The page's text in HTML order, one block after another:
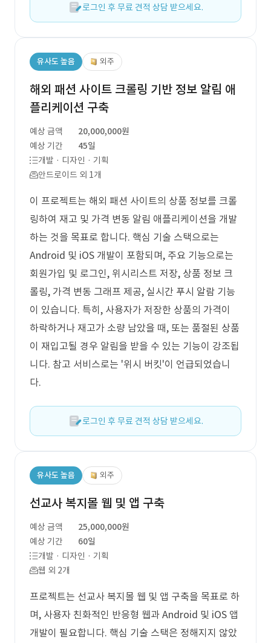
로그인 후 무료 견적 상담 받으세요.
유사도 높음 외주
해외 패션 사이트 크롤링 기반 정보 알림 애
플리케이션 구축
예상 금액
20,000,000원
예상 기간
45일
개발 · 디자인 · 기획
안드로이드 외 1개
이 프로젝트는 해외 패션 사이트의 상품 정보를 크롤
링하여 재고 및 가격 변동 알림 애플리케이션을 개발
하는 것을 목표로 합니다. 핵심 기술 스택으로는
Android 및 iOS 개발이 포함되며, 주요 기능으로는
회원가입 및 로그인, 위시리스트 저장, 상품 정보 크
롤링, 가격 변동 그래프 제공, 실시간 푸시 알람 기능
이 있습니다. 특히, 사용자가 저장한 상품의 가격이
하락하거나 재고가 소량 남았을 때, 또는 품절된 상품
이 재입고될 경우 알림을 받을 수 있는 기능이 강조됩
니다. 참고 서비스로는 '위시 버킷'이 언급되었습니
다.
로그인 후 무료 견적 상담 받으세요.
유사도 높음 외주
선교사 복지몰 웹 및 앱 구축
예상 금액
25,000,000원
예상 기간
60일
개발 · 디자인 · 기획
웹 외 2개
프로젝트는 선교사 복지몰 웹 및 앱 구축을 목표로 하
며, 사용자 친화적인 반응형 웹과 Android 및 iOS 앱
개발이 필요합니다. 핵심 기술 스택은 정해지지 않았